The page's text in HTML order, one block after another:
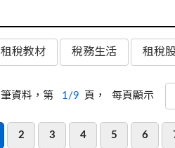
租稅教材 稅務生活 租稅
筆資料，第 1/9 頁， 每頁顯示
2 3 4 5 6